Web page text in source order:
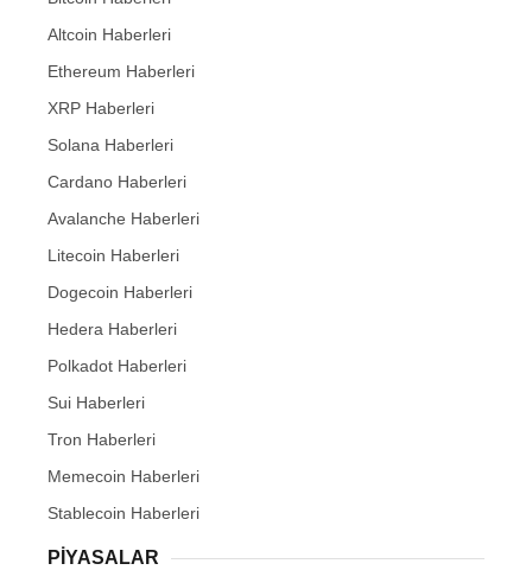
Altcoin Haberleri
Ethereum Haberleri
XRP Haberleri
Solana Haberleri
Cardano Haberleri
Avalanche Haberleri
Litecoin Haberleri
Dogecoin Haberleri
Hedera Haberleri
Polkadot Haberleri
Sui Haberleri
Tron Haberleri
Memecoin Haberleri
Stablecoin Haberleri
PIYASALAR